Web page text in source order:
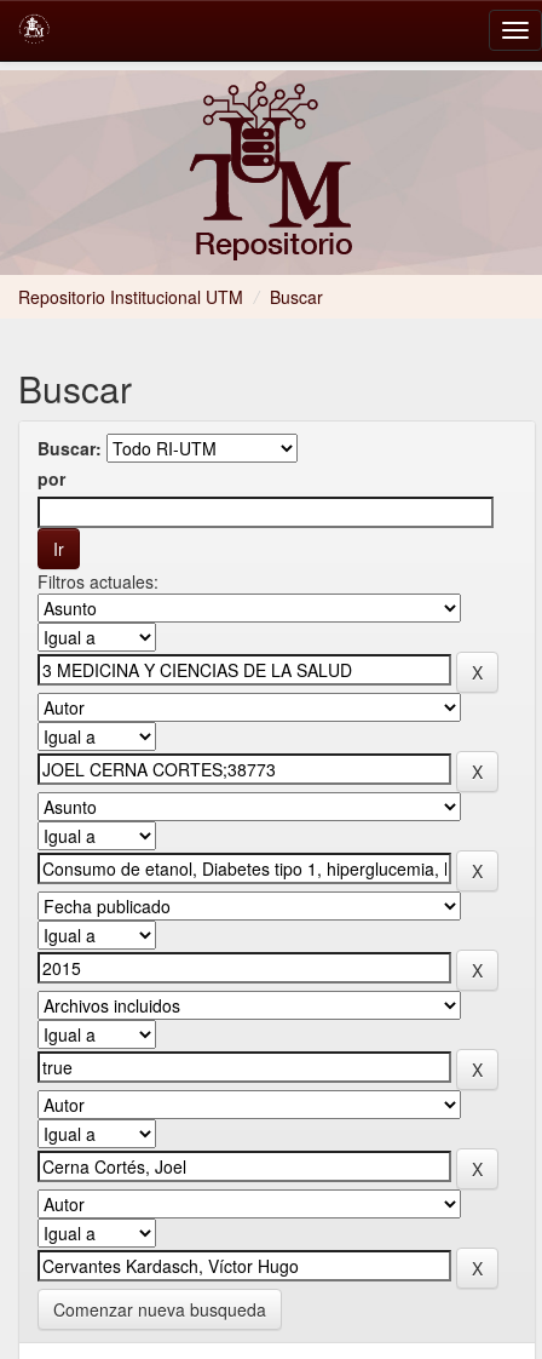
Repositorio Institucional UTM / Buscar
Buscar
Buscar:
por
Filtros actuales:
Comenzar nueva busqueda